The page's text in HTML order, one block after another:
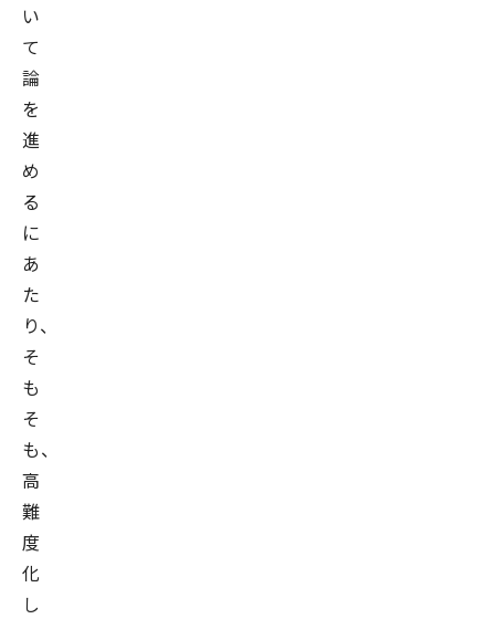
い
て
論
を
進
め
る
に
あ
た
り、
そ
も
そ
も、
高
難
度
化
し